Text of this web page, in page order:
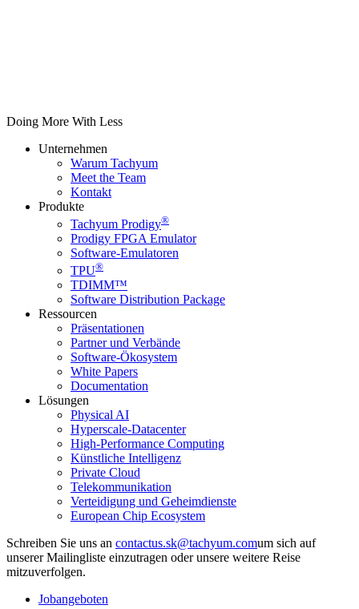
Doing More With Less
Unternehmen
Warum Tachyum
Meet the Team
Kontakt
Produkte
Tachyum Prodigy®
Prodigy FPGA Emulator
Software-Emulatoren
TPU®
TDIMM™
Software Distribution Package
Ressourcen
Präsentationen
Partner und Verbände
Software-Ökosystem
White Papers
Documentation
Lösungen
Physical AI
Hyperscale-Datacenter
High-Performance Computing
Künstliche Intelligenz
Private Cloud
Telekommunikation
Verteidigung und Geheimdienste
European Chip Ecosystem
Schreiben Sie uns an
um sich auf
unserer Mailingliste einzutragen oder unsere weitere Reise
mitzuverfolgen.
Jobangeboten